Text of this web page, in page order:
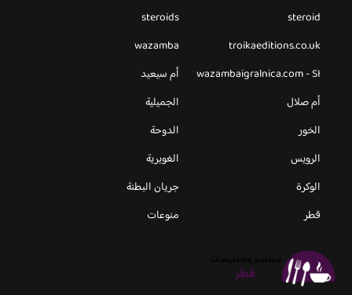
steroid
steroids
troikaeditions.co.uk
wazamba
wazambaigralnica.com - SI
أم سيعيد
أم صلال
الجميلية
الخور
الدوحة
الرويس
الغويرية
الوكرة
جريان البطنة
قطر
منوعات